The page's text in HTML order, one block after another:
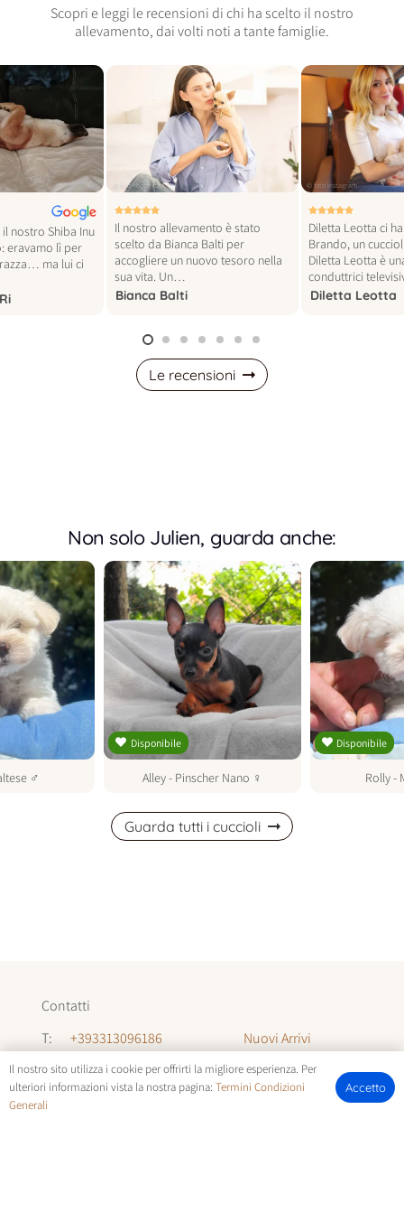
Scopri e leggi le recensioni di chi ha scelto il nostro
allevamento, dai volti noti a tante famiglie.
nostro Shiba Inu
eravamo lì per
ma lui ci
© foto vogue italia
Il nostro allevamento è stato
scelto da Bianca Balti per
accogliere un nuovo tesoro nella
sua vita. Un…
Bianca Balti
© foto instagram
Diletta Leotta ci
Brando, un
Diletta Leotta è
conduttrici
Diletta Leotta
Le recensioni
Non solo Julien, guarda anche:
♂
Disponibile
Alley- Pinscher Nano ♀
Disponibile
Rolly-
Guarda tutti i cuccioli
Contatti
T:
+393313096186
T:
+393294142035
E:
Nuovi Arrivi
Informazioni
Chi Siamo
Il nostro sito utilizza i cookie per offrirti la migliore esperienza. Per
ulteriori informazioni vista la nostra pagina: Termini Condizioni
Generali
Accetto